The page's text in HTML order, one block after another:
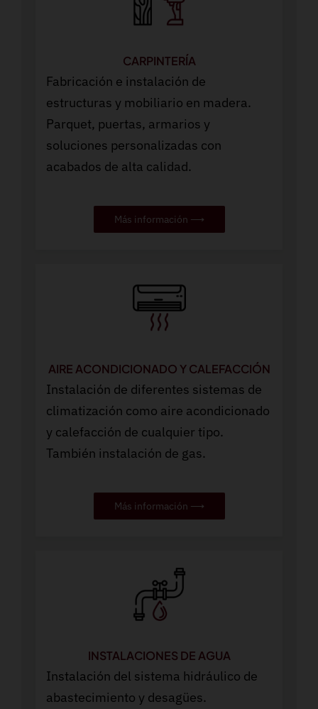
CARPINTERÍA
Fabricación e instalación de
estructuras y mobiliario en madera.
Parquet, puertas, armarios y
soluciones personalizadas con
acabados de alta calidad.
Más información ⟶
AIRE ACONDICIONADO Y CALEFACCIÓN
Instalación de diferentes sistemas de
climatización como aire acondicionado
y calefacción de cualquier tipo.
También instalación de gas.
Más información ⟶
INSTALACIONES DE AGUA
Instalación del sistema hidráulico de
abastecimiento y desagües.